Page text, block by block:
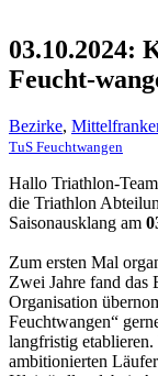
03.10.2024:
Feucht-
Bezirke,
TuS Feuchtwangen
Hallo Triathlon-
die Triathlon
Saisonausklang am
Zum ersten Mal
Zwei Jahre fand das
Organisation
Feuchtwangen“
langfristig
ambitionierten